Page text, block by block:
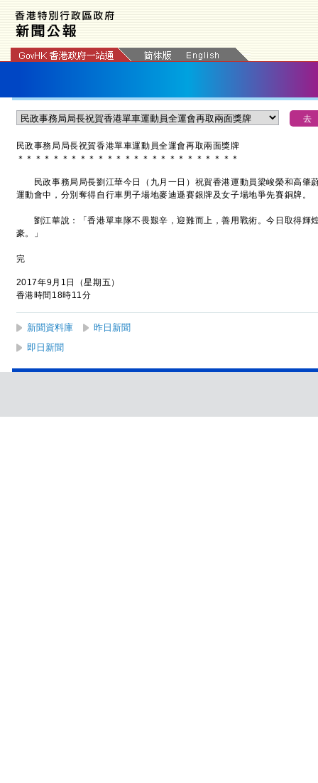
民政事務局局長祝賀香港單車運動員全運會再取兩面獎牌
＊ ＊ ＊ ＊ ＊ ＊ ＊ ＊ ＊ ＊ ＊ ＊ ＊ ＊ ＊ ＊ ＊ ＊ ＊ ＊ ＊ ＊ ＊ ＊ ＊
民政事務局局長劉江華今日（九月一日）祝賀香港運動員梁峻榮和高肇
運動會中，分別奪得自行車男子場地麥迪遜賽銀牌及女子場地爭先賽銅牌。
劉江華說：「香港單車隊不畏艱辛，迎難而上，善用戰術。今日取得輝
豪。」
完
2017年9月1日（星期五）
香港時間18時11分
新聞資料庫
昨日新聞
即日新聞